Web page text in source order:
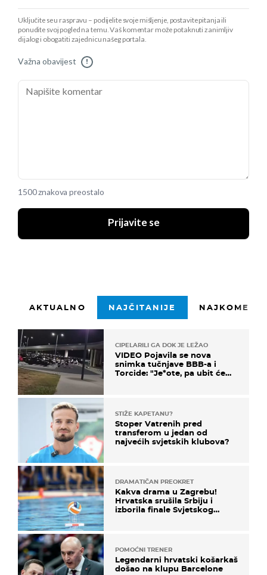
Uključite se u raspravu – podijelite svoje mišljenje, postavite pitanja ili
ponudite svoj pogled na temu. Vaš komentar može potaknuti zanimljiv
dijalog i obogatiti zajednicu našeg portala.
Važna obavijest !
1500 znakova preostalo
Prijavite se
AKTUALNO NAJČITANIJE
CIPELARILI GA DOK JE LEŽAO
VIDEO Pojavila se nova
snimka tučnjave BBB-a i
Torcide: "Je*ote, pa ubit će
STIŽE KAPETANU?
Stoper Vatrenih pred
transferom u jedan od
najvećih svjetskih klubova?
DRAMATIČAN PREOKRET
Kakva drama u Zagrebu!
Hrvatska srušila Srbiju i
izborila finale Svjetskog
POMOĆNI TRENER
Legendarni hrvatski košarkaš
došao na klupu Barcelone